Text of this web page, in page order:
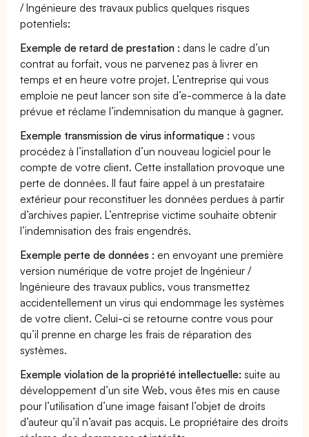
/ Ingénieure des travaux publics quelques risques
potentiels:
Exemple de retard de prestation : dans le cadre d’un
contrat au forfait, vous ne parvenez pas à livrer en
temps et en heure votre projet. L’entreprise qui vous
emploie ne peut lancer son site d’e-commerce à la date
prévue et réclame l’indemnisation du manque à gagner.
Exemple transmission de virus informatique : vous
procédez à l’installation d’un nouveau logiciel pour le
compte de votre client. Cette installation provoque une
perte de données. Il faut faire appel à un prestataire
extérieur pour reconstituer les données perdues à partir
d’archives papier. L’entreprise victime souhaite obtenir
l’indemnisation des frais engendrés.
Exemple perte de données : en envoyant une première
version numérique de votre projet de Ingénieur /
Ingénieure des travaux publics, vous transmettez
accidentellement un virus qui endommage les systèmes
de votre client. Celui-ci se retourne contre vous pour
qu’il prenne en charge les frais de réparation des
systèmes.
Exemple violation de la propriété intellectuelle: suite au
développement d’un site Web, vous êtes mis en cause
pour l’utilisation d’une image faisant l’objet de droits
d’auteur qu’il n’avait pas acquis. Le propriétaire des droits